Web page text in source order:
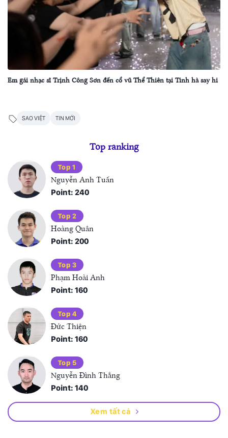
Em gái nhạc sĩ Trịnh Công Sơn đến cổ vũ Thể Thiên tại Tinh hà say hi
SAO VIỆT TIN MỚI
Top ranking
Top 1
Nguyễn Anh Tuấn
Point: 240
Top 2
Hoàng Quân
Point: 200
Top 3
Phạm Hoài Anh
Point: 160
Top 4
Đức Thiện
Point: 160
Top 5
Nguyễn Đình Thắng
Point: 140
Xem tất cả